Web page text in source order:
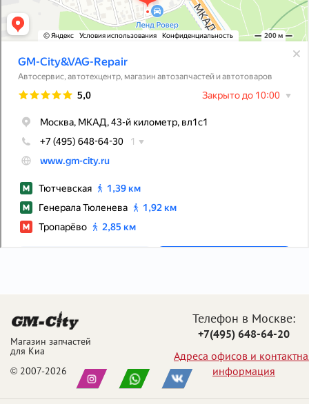
Магазин запчастей
для Киа
© 2007-2026
Телефон в Москве:
+7(495) 648-64-20
Адреса офисов и
информация